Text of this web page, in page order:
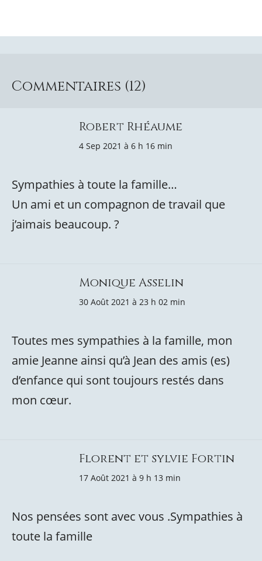
Commentaires (12)
Robert Rhéaume
4 Sep 2021 à 6 h 16 min
Sympathies à toute la famille…
Un ami et un compagnon de travail que
j’aimais beaucoup. ?
Monique Asselin
30 Août 2021 à 23 h 02 min
Toutes mes sympathies à la famille, mon
amie Jeanne ainsi qu’à Jean des amis (es)
d’enfance qui sont toujours restés dans
mon cœur.
Florent et sylvie Fortin
17 Août 2021 à 9 h 13 min
Nos pensées sont avec vous .Sympathies à
toute la famille